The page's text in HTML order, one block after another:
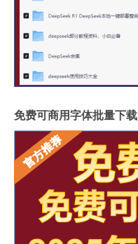
免费可商用字体批量下载